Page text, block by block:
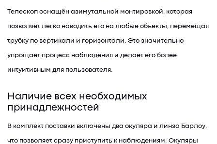
Телескоп оснащён азимутальной монтировкой, которая
позволяет легко наводить его на любые объекты, перемещая
трубку по вертикали и горизонтали. Это значительно
упрощает процесс наблюдения и делает его более
интуитивным для пользователя.
Наличие всех необходимых
принадлежностей
В комплект поставки включены два окуляра и линза Барлоу,
что позволяет сразу приступить к наблюдениям. Окуляры